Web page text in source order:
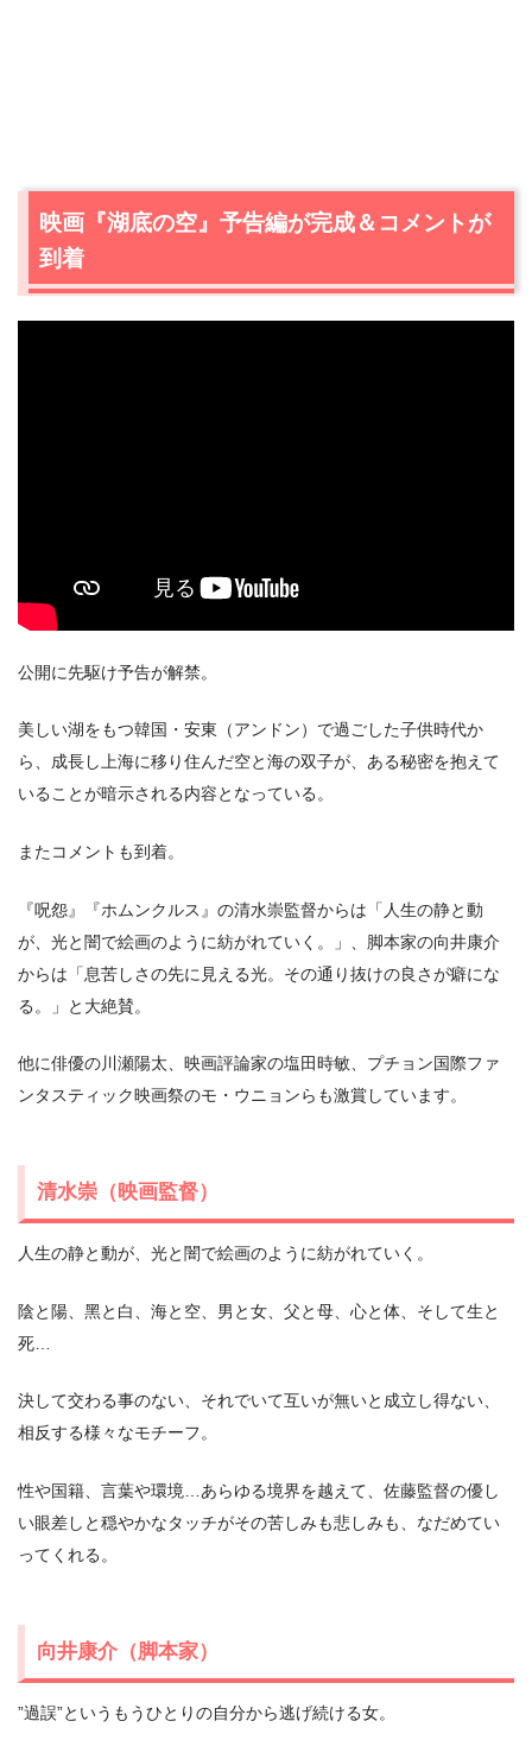
映画『湖底の空』予告編が完成＆コメントが
到着
公開に先駆け予告が解禁。
美しい湖をもつ韓国・安東（アンドン）で過ごした⼦供時代か
ら、成⻑し上海に移り住んだ空と海の双⼦が、ある秘密を抱えて
いることが暗⽰される内容となっている。
またコメントも到着。
『呪怨』『ホムンクルス』の清⽔崇監督からは「⼈⽣の静と動
が、光と闇で絵画のように紡がれていく。」、脚本家の向井康介
からは「息苦しさの先に⾒える光。その通り抜けの良さが癖にな
る。」と⼤絶賛。
他に俳優の川瀬陽太、映画評論家の塩⽥時敏、プチョン国際ファ
ンタスティック映画祭のモ・ウニョンらも激賞しています。
清⽔崇（映画監督）
⼈⽣の静と動が、光と闇で絵画のように紡がれていく。
陰と陽、⿊と⽩、海と空、男と⼥、⽗と⺟、⼼と体、そして⽣と
死…
決して交わる事のない、それでいて互いが無いと成⽴し得ない、
相反する様々なモチーフ。
性や国籍、⾔葉や環境…あらゆる境界を越えて、佐藤監督の優し
い眼差しと穏やかなタッチがその苦しみも悲しみも、なだめてい
ってくれる。
向井康介（脚本家）
”過誤”というもうひとりの⾃分から逃げ続ける⼥。